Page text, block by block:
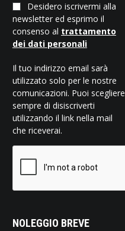
Desidero iscrivermi alla
newsletter ed esprimo il
consenso al trattamento
dei dati personali
Il tuo indirizzo email sarà
utilizzato solo per le nostre
comunicazioni. Puoi scegliere
sempre di disiscriverti
utilizzando il link nella mail
che riceverai.
NOLEGGIO BREVE